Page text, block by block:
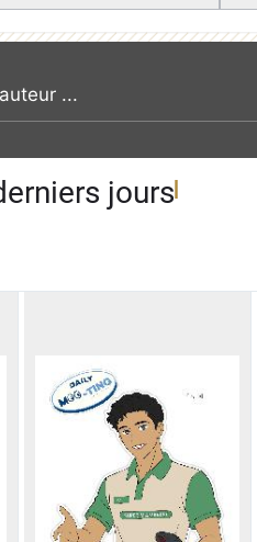
clé
jours